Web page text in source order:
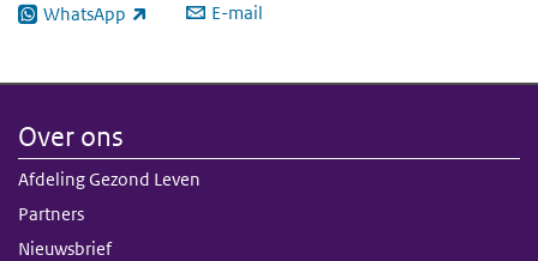
WhatsApp
(externe link) E-mail
Over ons
Afdeling Gezond Leven
Partners
Nieuwsbrief